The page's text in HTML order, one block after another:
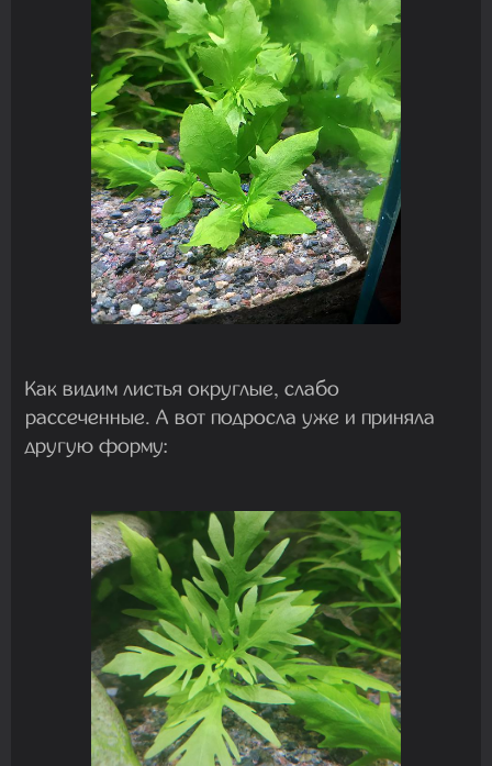
Как видим листья округлые, слабо
рассеченные. А вот подросла уже и приняла
другую форму: